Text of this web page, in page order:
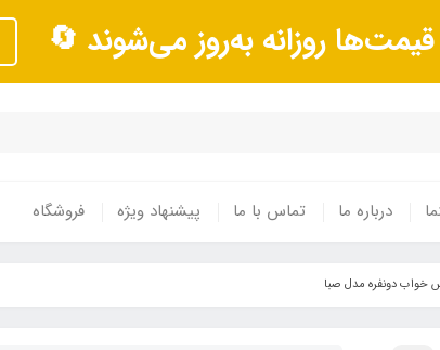
قیمت‌ها روزانه به‌روز می‌شوند 🔄
درباره ما تماس با ما پیشنهاد ویژه فروشگاه
خواب دونفره مدل صبا